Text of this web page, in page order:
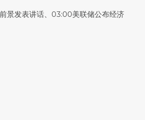
景发表讲话、03:00美联储公布经济